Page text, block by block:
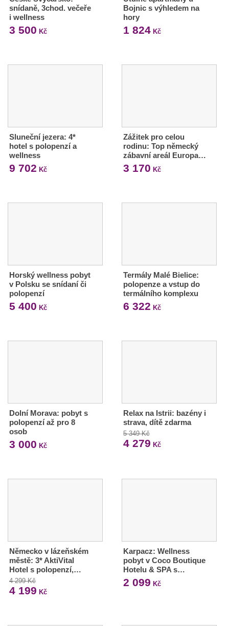
snídaně, 3chod. večeře
i wellness
3 500 Kč
Bojnic s výhledem na
hory
1 824Kč
Sluneční jezera: 4*
hotel s polopenzí a
wellness
9 702 Kč
Zážitek pro celou
rodinu: Top německý
zábavní areál Europa…
3 170 Kč
Horský wellness pobyt
v Polsku se snídaní či
polopenzí
5 400 Kč
Termály Malé Bielice:
polopenze a vstup do
termálního komplexu
6 322 Kč
Dolní Morava: pobyt s
polopenzí až pro 8
osob
3 000 Kč
Relax na Istrii: bazény i
strava, dítě zdarma
5 349 Kč
4 279 Kč
Německo v lázeňském
městě: 3* AktiVital
Hotel s polopenzí,…
4 299 Kč
4 199 Kč
Karpacz: Wellness
pobyt v Coco Boutique
Hotelu & SPA s…
2 099 Kč